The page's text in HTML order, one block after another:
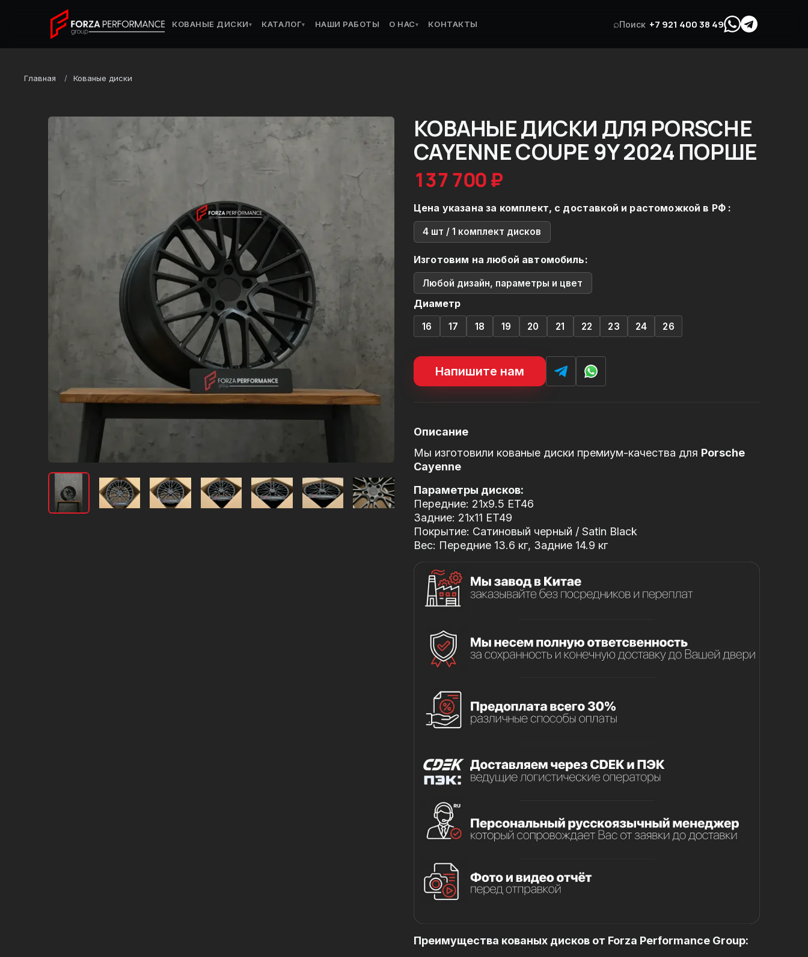
КОВАНЫЕ ДИСКИ▾ КАТАЛОГ▾ НАШИ РАБОТЫ О НАС▾ КОНТАКТЫ ⌕Поиск +7 921 400 38 49
Главная Кованые диски
КОВАНЫЕ ДИСКИ ДЛЯ PORSCHE
CAYENNE COUPE 9Y 2024 ПОРШЕ
137 700 ₽
Цена указана за комплект, с доставкой и растоможкой в РФ :
4 шт / 1 комплект дисков
Изготовим на любой автомобиль:
Любой дизайн, параметры и цвет
Диаметр
16 17 18 19 20 21 22 23 24 26
Напишите нам
Описание
Мы изготовили кованые диски премиум-качества для Porsche
Cayenne
Параметры дисков:
Передние: 21x9.5 ET46
Задние: 21x11 ET49
Покрытие: Сатиновый черный / Satin Black
Вес: Передние 13.6 кг, Задние 14.9 кг
Преимущества кованых дисков от Forza Performance Group: